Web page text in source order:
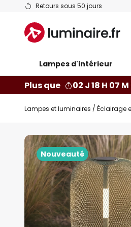
Retours sous 50 jours
Allez
contenu
Lampes d'intérieur
Plus que 02 J 18 H 07 M
Lampes et luminaires Éclairage
Nouveauté
Skip
to
the
end
of
the
images